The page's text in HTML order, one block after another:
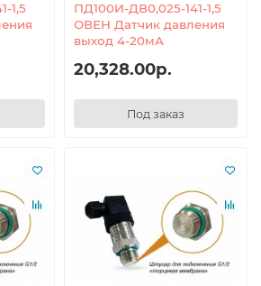
1,5
ПД100И-ДВ0,025-141-1,5
ОВЕН Датчик давления
выход 4-20мА
20,328.00р.
Под заказ